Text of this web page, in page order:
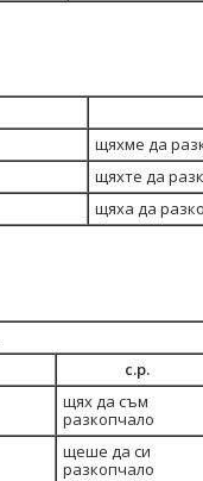
щяхме да
щяхте да
щяха да
с.р.
щях да съм
разкопчало
щеше да си
разкопчало